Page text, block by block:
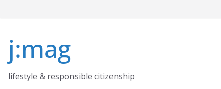
j:mag
lifestyle & responsible citizenship